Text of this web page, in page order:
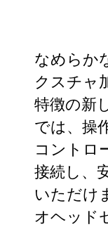
なめらか
クスチャ
特徴の新
では、操
コントロ
接続し、
いただけ
オヘッド